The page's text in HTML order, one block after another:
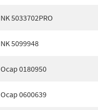
NK 5033702PRO
NK 5099948
Ocap 0180950
Ocap 0600639